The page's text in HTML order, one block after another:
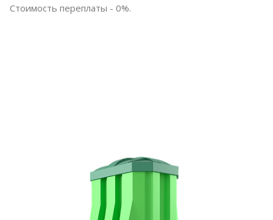
Стоимость переплаты - 0%.